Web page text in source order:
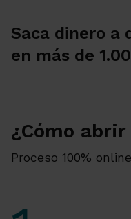
Saca dinero a
en más de
¿Cómo
Proceso 100%